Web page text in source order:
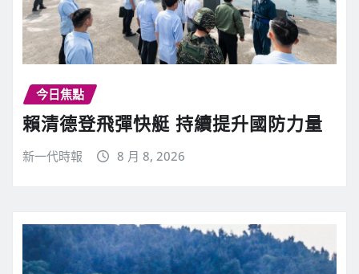
今日焦點
賴清德登飛彈快艇 持續提升國防力量
新一代時報 8 月 8, 2026